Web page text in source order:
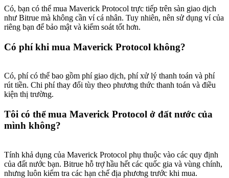
Có, bạn có thể mua Maverick Protocol trực tiếp trên sàn giao dịch
như Bitrue mà không cần ví cá nhân. Tuy nhiên, nên sử dụng ví của
riêng bạn để bảo mật và kiểm soát tốt hơn.
Có phí khi mua Maverick Protocol không?
Có, phí có thể bao gồm phí giao dịch, phí xử lý thanh toán và phí
rút tiền. Chi phí thay đổi tùy theo phương thức thanh toán và điều
kiện thị trường.
Tôi có thể mua Maverick Protocol ở đất nước của
mình không?
Tính khả dụng của Maverick Protocol phụ thuộc vào các quy định
của đất nước bạn. Bitrue hỗ trợ hầu hết các quốc gia và vùng chính,
nhưng luôn kiểm tra các hạn chế địa phương trước khi mua.